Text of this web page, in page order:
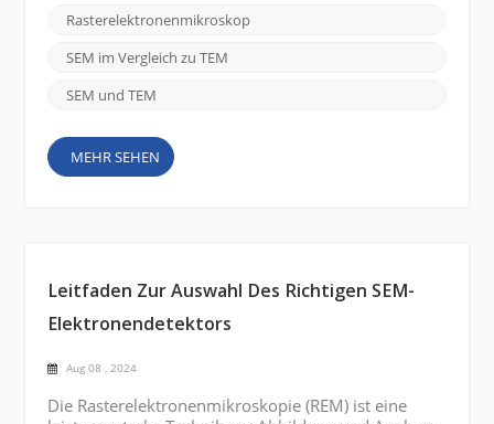
leistungsstarken Werkzeuge haben einer Vielzahl
wissenschaftlicher Disziplinen neue Wege eröffnet
und ermöglichen es Forschern, die
einer ...
Rasterelektronenmikroskop
SEM im Vergleich zu TEM
SEM und TEM
MEHR SEHEN
Leitfaden Zur Auswahl Des Richtigen SEM-
Elektronendetektors
Aug 08 , 2024
Die Rasterelektronenmikroskopie (REM) ist eine